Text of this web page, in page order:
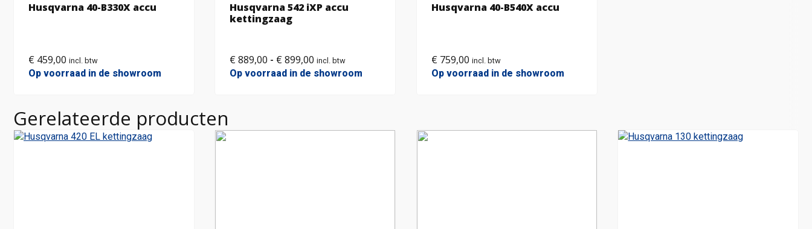
Husqvarna 40-B330X accu
€ 459,00 incl. btw
Op voorraad in de showroom
Husqvarna 542 iXP accu
kettingzaag
€ 889,00 - € 899,00 Prijsklasse:
€ 889,00
incl. btw
Op voorraad in de showroom
Husqvarna 40-B540X accu
€ 759,00 incl. btw
Op voorraad in de showroom
Gerelateerde producten